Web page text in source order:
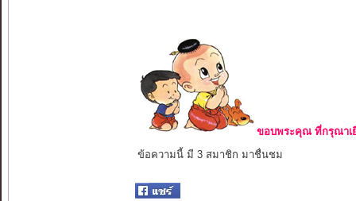
ขอบพระคุณ ที่กรุณาเ
ข้อความนี้ มี 3 สมาชิก มาชื่นชม